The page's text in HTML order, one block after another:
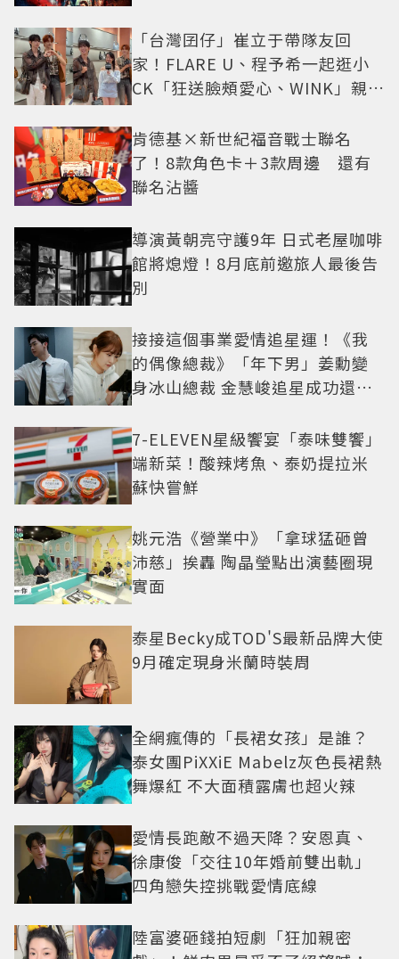
「台灣囝仔」崔立于帶隊友回
家！FLARE U、程予希一起逛小
CK「狂送臉頰愛心、WINK」親曝
肯德基×新世紀福音戰士聯名
了！8款角色卡＋3款周邊 還有
聯名沾醬
導演黃朝亮守護9年 日式老屋咖啡
館將熄燈！8月底前邀旅人最後告
別
接接這個事業愛情追星運！《我
的偶像總裁》「年下男」姜勳變
身冰山總裁 金慧峻追星成功還偶
7-ELEVEN星級饗宴「泰味雙饗」
端新菜！酸辣烤魚、泰奶提拉米
蘇快嘗鮮
姚元浩《營業中》「拿球猛砸曾
沛慈」挨轟 陶晶瑩點出演藝圈現
實面
泰星Becky成TOD'S最新品牌大使
9月確定現身米蘭時裝周
全網瘋傳的「長裙女孩」是誰？
泰女團PiXXiE Mabelz灰色長裙熱
舞爆紅 不大面積露膚也超火辣
愛情長跑敵不過天降？安恩真、
徐康俊「交往10年婚前雙出軌」
四角戀失控挑戰愛情底線
陸富婆砸錢拍短劇「狂加親密